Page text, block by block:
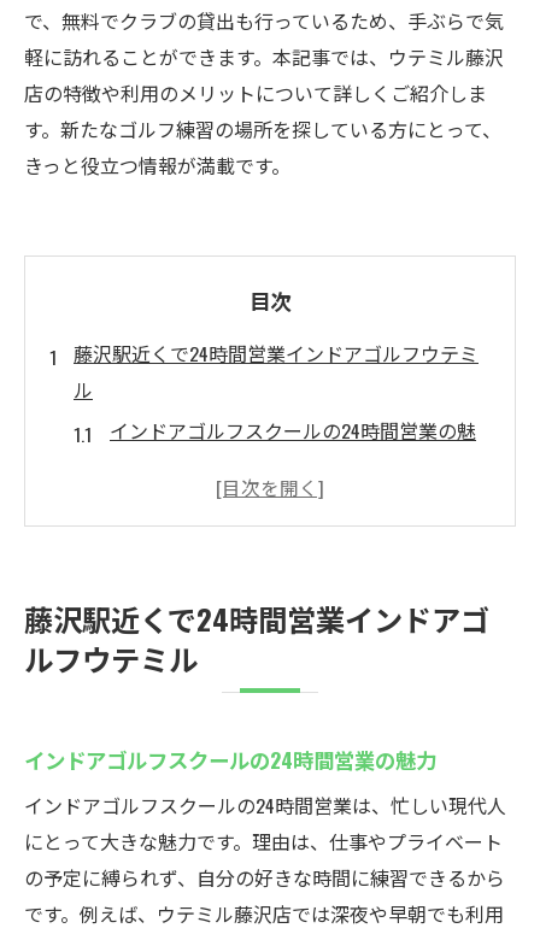
で、無料でクラブの貸出も行っているため、手ぶらで気
軽に訪れることができます。本記事では、ウテミル藤沢
店の特徴や利用のメリットについて詳しくご紹介しま
す。新たなゴルフ練習の場所を探している方にとって、
きっと役立つ情報が満載です。
目次
藤沢駅近くで24時間営業インドアゴルフウテミ
ル
インドアゴルフスクールの24時間営業の魅
藤沢駅から通いやすいインドアゴルフの利
用法
初心者に優しいインドアゴルフスクール選
地域最安値のプランが選ばれる理由
初心者大歓迎！藤沢駅のインドアゴルフスクー
ル
初心者にも安心なインドアゴルフスクール
藤沢駅近くで24時間営業インドアゴ
ルフウテミル
インドアゴルフスクールの24時間営業の魅力
インドアゴルフスクールの24時間営業は、忙しい現代人
にとって大きな魅力です。理由は、仕事やプライベート
の予定に縛られず、自分の好きな時間に練習できるから
です。例えば、ウテミル藤沢店では深夜や早朝でも利用